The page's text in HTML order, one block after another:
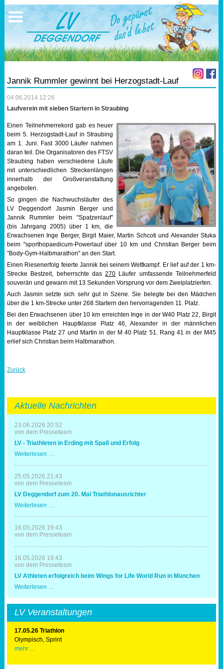
Jannik Rummler gewinnt bei Herzogstadt-Lauf
04.06.2014 12:26
Laufverein mit sieben Startern in Straubing
Einen Teilnehmerrekord gab es heuer
beim 5. Herzogstadt-Lauf in Straubing
am 1. Juni. Fast 3000 Läufer nahmen
daran teil. Die Organisatoren des FTSV
Straubing haben verschiedene Läufe
mit unterschiedlichen Streckenlängen
innerhalb der Großveranstaltung
angeboten.
So gingen die Nachwuchsläufer des
LV Deggendorf Jasmin Berger und
Jannik Rummler beim "Spatzenlauf"
(bis Jahrgang 2005) über 1 km, die
Erwachsenen Inge Berger, Birgit Maier, Martin Schcoti und Alexander Stuka
beim "sporthopaedicum-Powerlauf über 10 km und Christian Berger beim
"Body-Gym-Halbmarathon" an den Start.
Einen Riesenerfolg feierte Jannik bei seinem Wettkampf. Er lief auf der 1 km-
Strecke Bestzeit, beherrschte das270 Läufer umfassende Teilnehmerfeld
souverän und gewann mit 13 Sekunden Vorsprung vor dem Zweiplatzierten.
Auch Jasmin setzte sich sehr gut in Szene. Sie belegte bei den Mädchen
über die 1 km-Strecke unter 268 Startern den hervorragenden 11. Platz.
Bei den Erwachsenen über 10 km erreichten Inge in der W40 Platz 22, Birgit
in der weiblichen Hauptklasse Platz 46, Alexander in der männlichen
Hauptklasse Platz 27 und Martin in der M 40 Platz 51. Rang 41 in der M45
erlief sich Christian beim Halbmarathon.
Zurück
Aktuelle Nachrichten
23.06.2026 20:52
von dem Presseteam
LV - Triathleten in Erding mit Spaß und Erfolg
Weiterlesen …
Triathleten
in
Erding
Spaß
Erfolg
25.05.2026 21:43
von dem Presseteam
LV Deggendorf zum 20. Mal Triathlonausrichter
Weiterlesen …
zum
20.
Mal
16.05.2026 19:43
von dem Presseteam
16.05.2026 19:43
von dem Presseteam
LV Athleten erfolgreich beim Wings for Life World Run in München
Weiterlesen …
beim
Wings
for
Life
Run
LV Veranstaltungen
17.05.26 Triathlon
Olympisch, Sprint
mehr ...
Sportangebote
Trainingszeiten
Laufen
Lauf 10
Triathlon
Nordic Walking
Schwimmen
Orientierungslauf
Nachwuchsförderung
Sportabzeichen
Tempo & Gymnastik
Ausschreibungen
17.05.2026 Triathlon
Ergebnisse
Ergebnisse
Mitgliedschaft
Vereinskleidung
Vorstandschaft
Übungs- Gruppenleiter
Dokumente
SEPA Info
Bankverbindung